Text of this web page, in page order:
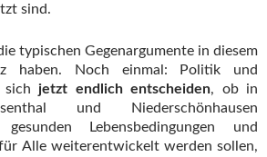
sind.
typischen Gegenargumente in diesem
haben. Noch einmal: Politik und
sichjetzt endlich entscheiden, ob in
und Niederschönhausen
Lebensbedingungen und
Alle weiterentwickelt werden sollen,